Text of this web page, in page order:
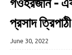
গওহরজান -
প্রসাদ ত্রিপাঠী
June 30, 2022